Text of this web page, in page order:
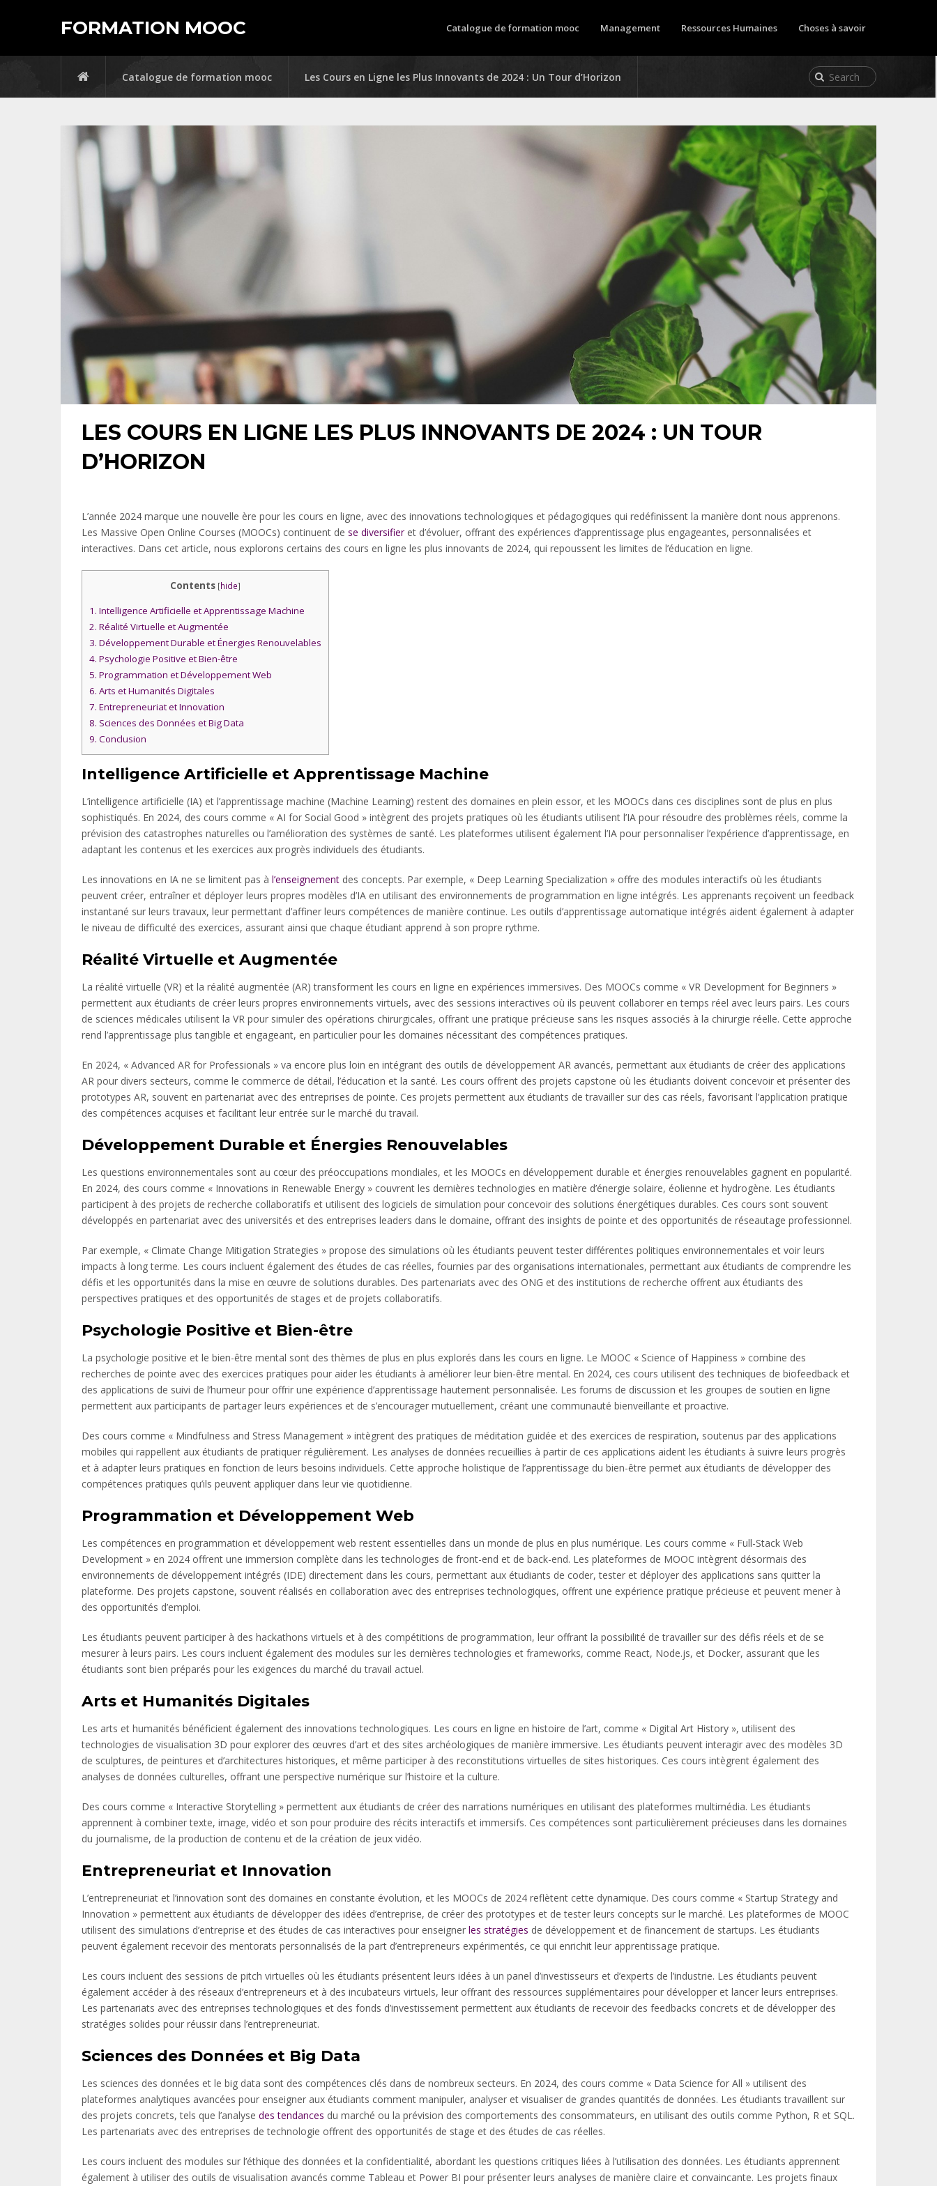
FORMATION MOOC Catalogue de formation mooc Management Ressources Humaines Choses à savoir
Catalogue de formation mooc Les Cours en Ligne les Plus Innovants de 2024 : Un Tour d’Horizon
LES COURS EN LIGNE LES PLUS INNOVANTS DE 2024 : UN TOUR
D’HORIZON
L’année 2024 marque une nouvelle ère pour les cours en ligne, avec des innovations technologiques et pédagogiques qui redéfinissent la manière dont nous apprenons.
Les Massive Open Online Courses (MOOCs) continuent de se diversifieret d’évoluer, offrant des expériences d’apprentissage plus engageantes, personnalisées et
interactives. Dans cet article, nous explorons certains des cours en ligne les plus innovants de 2024, qui repoussent les limites de l’éducation en ligne.
Contents [hide]
1. Intelligence Artificielle et Apprentissage Machine
2. Réalité Virtuelle et Augmentée
3. Développement Durable et Énergies Renouvelables
4. Psychologie Positive et Bien-être
5. Programmation et Développement Web
6. Arts et Humanités Digitales
7. Entrepreneuriat et Innovation
8. Sciences des Données et Big Data
9. Conclusion
Intelligence Artificielle et Apprentissage Machine
L’intelligence artificielle (IA) et l’apprentissage machine (Machine Learning) restent des domaines en plein essor, et les MOOCs dans ces disciplines sont de plus en plus
sophistiqués. En 2024, des cours comme « AI for Social Good » intègrent des projets pratiques où les étudiants utilisent l’IA pour résoudre des problèmes réels, comme la
prévision des catastrophes naturelles ou l’amélioration des systèmes de santé. Les plateformes utilisent également l’IA pour personnaliser l’expérience d’apprentissage, en
adaptant les contenus et les exercices aux progrès individuels des étudiants.
Les innovations en IA ne se limitent pas à l’enseignement des concepts. Par exemple, « Deep Learning Specialization » offre des modules interactifs où les étudiants
peuvent créer, entraîner et déployer leurs propres modèles d’IA en utilisant des environnements de programmation en ligne intégrés. Les apprenants reçoivent un feedback
instantané sur leurs travaux, leur permettant d’affiner leurs compétences de manière continue. Les outils d’apprentissage automatique intégrés aident également à adapter
le niveau de difficulté des exercices, assurant ainsi que chaque étudiant apprend à son propre rythme.
Réalité Virtuelle et Augmentée
La réalité virtuelle (VR) et la réalité augmentée (AR) transforment les cours en ligne en expériences immersives. Des MOOCs comme « VR Development for Beginners »
permettent aux étudiants de créer leurs propres environnements virtuels, avec des sessions interactives où ils peuvent collaborer en temps réel avec leurs pairs. Les cours
de sciences médicales utilisent la VR pour simuler des opérations chirurgicales, offrant une pratique précieuse sans les risques associés à la chirurgie réelle. Cette approche
rend l’apprentissage plus tangible et engageant, en particulier pour les domaines nécessitant des compétences pratiques.
En 2024, « Advanced AR for Professionals » va encore plus loin en intégrant des outils de développement AR avancés, permettant aux étudiants de créer des applications
AR pour divers secteurs, comme le commerce de détail, l’éducation et la santé. Les cours offrent des projets capstone où les étudiants doivent concevoir et présenter des
prototypes AR, souvent en partenariat avec des entreprises de pointe. Ces projets permettent aux étudiants de travailler sur des cas réels, favorisant l’application pratique
des compétences acquises et facilitant leur entrée sur le marché du travail.
Développement Durable et Énergies Renouvelables
Les questions environnementales sont au cœur des préoccupations mondiales, et les MOOCs en développement durable et énergies renouvelables gagnent en popularité.
En 2024, des cours comme « Innovations in Renewable Energy » couvrent les dernières technologies en matière d’énergie solaire, éolienne et hydrogène. Les étudiants
participent à des projets de recherche collaboratifs et utilisent des logiciels de simulation pour concevoir des solutions énergétiques durables. Ces cours sont souvent
développés en partenariat avec des universités et des entreprises leaders dans le domaine, offrant des insights de pointe et des opportunités de réseautage professionnel.
Par exemple, « Climate Change Mitigation Strategies » propose des simulations où les étudiants peuvent tester différentes politiques environnementales et voir leurs
impacts à long terme. Les cours incluent également des études de cas réelles, fournies par des organisations internationales, permettant aux étudiants de comprendre les
défis et les opportunités dans la mise en œuvre de solutions durables. Des partenariats avec des ONG et des institutions de recherche offrent aux étudiants des
perspectives pratiques et des opportunités de stages et de projets collaboratifs.
Psychologie Positive et Bien-être
La psychologie positive et le bien-être mental sont des thèmes de plus en plus explorés dans les cours en ligne. Le MOOC « Science of Happiness » combine des
recherches de pointe avec des exercices pratiques pour aider les étudiants à améliorer leur bien-être mental. En 2024, ces cours utilisent des techniques de biofeedback et
des applications de suivi de l’humeur pour offrir une expérience d’apprentissage hautement personnalisée. Les forums de discussion et les groupes de soutien en ligne
permettent aux participants de partager leurs expériences et de s’encourager mutuellement, créant une communauté bienveillante et proactive.
Des cours comme « Mindfulness and Stress Management » intègrent des pratiques de méditation guidée et des exercices de respiration, soutenus par des applications
mobiles qui rappellent aux étudiants de pratiquer régulièrement. Les analyses de données recueillies à partir de ces applications aident les étudiants à suivre leurs progrès
et à adapter leurs pratiques en fonction de leurs besoins individuels. Cette approche holistique de l’apprentissage du bien-être permet aux étudiants de développer des
compétences pratiques qu’ils peuvent appliquer dans leur vie quotidienne.
Programmation et Développement Web
Les compétences en programmation et développement web restent essentielles dans un monde de plus en plus numérique. Les cours comme « Full-Stack Web
Development » en 2024 offrent une immersion complète dans les technologies de front-end et de back-end. Les plateformes de MOOC intègrent désormais des
environnements de développement intégrés (IDE) directement dans les cours, permettant aux étudiants de coder, tester et déployer des applications sans quitter la
plateforme. Des projets capstone, souvent réalisés en collaboration avec des entreprises technologiques, offrent une expérience pratique précieuse et peuvent mener à
des opportunités d’emploi.
Les étudiants peuvent participer à des hackathons virtuels et à des compétitions de programmation, leur offrant la possibilité de travailler sur des défis réels et de se
mesurer à leurs pairs. Les cours incluent également des modules sur les dernières technologies et frameworks, comme React, Node.js, et Docker, assurant que les
étudiants sont bien préparés pour les exigences du marché du travail actuel.
Arts et Humanités Digitales
Les arts et humanités bénéficient également des innovations technologiques. Les cours en ligne en histoire de l’art, comme « Digital Art History », utilisent des
technologies de visualisation 3D pour explorer des œuvres d’art et des sites archéologiques de manière immersive. Les étudiants peuvent interagir avec des modèles 3D
de sculptures, de peintures et d’architectures historiques, et même participer à des reconstitutions virtuelles de sites historiques. Ces cours intègrent également des
analyses de données culturelles, offrant une perspective numérique sur l’histoire et la culture.
Des cours comme « Interactive Storytelling » permettent aux étudiants de créer des narrations numériques en utilisant des plateformes multimédia. Les étudiants
apprennent à combiner texte, image, vidéo et son pour produire des récits interactifs et immersifs. Ces compétences sont particulièrement précieuses dans les domaines
du journalisme, de la production de contenu et de la création de jeux vidéo.
Entrepreneuriat et Innovation
L’entrepreneuriat et l’innovation sont des domaines en constante évolution, et les MOOCs de 2024 reflètent cette dynamique. Des cours comme « Startup Strategy and
Innovation » permettent aux étudiants de développer des idées d’entreprise, de créer des prototypes et de tester leurs concepts sur le marché. Les plateformes de MOOC
utilisent des simulations d’entreprise et des études de cas interactives pour enseigner les stratégies de développement et de financement de startups. Les étudiants
peuvent également recevoir des mentorats personnalisés de la part d’entrepreneurs expérimentés, ce qui enrichit leur apprentissage pratique.
Les cours incluent des sessions de pitch virtuelles où les étudiants présentent leurs idées à un panel d’investisseurs et d’experts de l’industrie. Les étudiants peuvent
également accéder à des réseaux d’entrepreneurs et à des incubateurs virtuels, leur offrant des ressources supplémentaires pour développer et lancer leurs entreprises.
Les partenariats avec des entreprises technologiques et des fonds d’investissement permettent aux étudiants de recevoir des feedbacks concrets et de développer des
stratégies solides pour réussir dans l’entrepreneuriat.
Sciences des Données et Big Data
Les sciences des données et le big data sont des compétences clés dans de nombreux secteurs. En 2024, des cours comme « Data Science for All » utilisent des
plateformes analytiques avancées pour enseigner aux étudiants comment manipuler, analyser et visualiser de grandes quantités de données. Les étudiants travaillent sur
des projets concrets, tels que l’analyse des tendances du marché ou la prévision des comportements des consommateurs, en utilisant des outils comme Python, R et SQL.
Les partenariats avec des entreprises de technologie offrent des opportunités de stage et des études de cas réelles.
Les cours incluent des modules sur l’éthique des données et la confidentialité, abordant les questions critiques liées à l’utilisation des données. Les étudiants apprennent
également à utiliser des outils de visualisation avancés comme Tableau et Power BI pour présenter leurs analyses de manière claire et convaincante. Les projets finaux